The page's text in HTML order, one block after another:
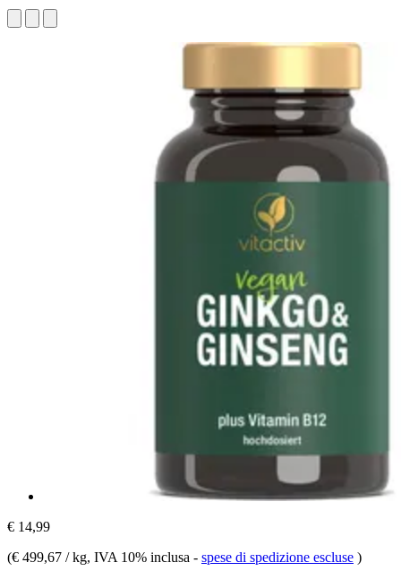
€ 14,99
(€ 499,67 / kg, IVA 10% inclusa - spese di spedizione escluse )